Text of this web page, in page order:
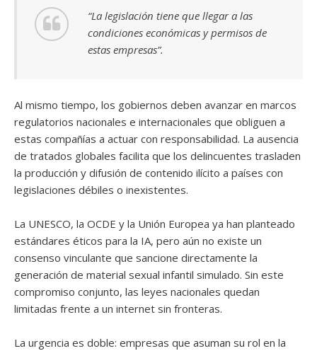
“La legislación tiene que llegar a las
condiciones económicas y permisos de
estas empresas”.
Al mismo tiempo, los gobiernos deben avanzar en marcos
regulatorios nacionales e internacionales que obliguen a
estas compañías a actuar con responsabilidad. La ausencia
de tratados globales facilita que los delincuentes trasladen
la producción y difusión de contenido ilícito a países con
legislaciones débiles o inexistentes.
La UNESCO, la OCDE y la Unión Europea ya han planteado
estándares éticos para la IA, pero aún no existe un
consenso vinculante que sancione directamente la
generación de material sexual infantil simulado. Sin este
compromiso conjunto, las leyes nacionales quedan
limitadas frente a un internet sin fronteras.
La urgencia es doble: empresas que asuman su rol en la